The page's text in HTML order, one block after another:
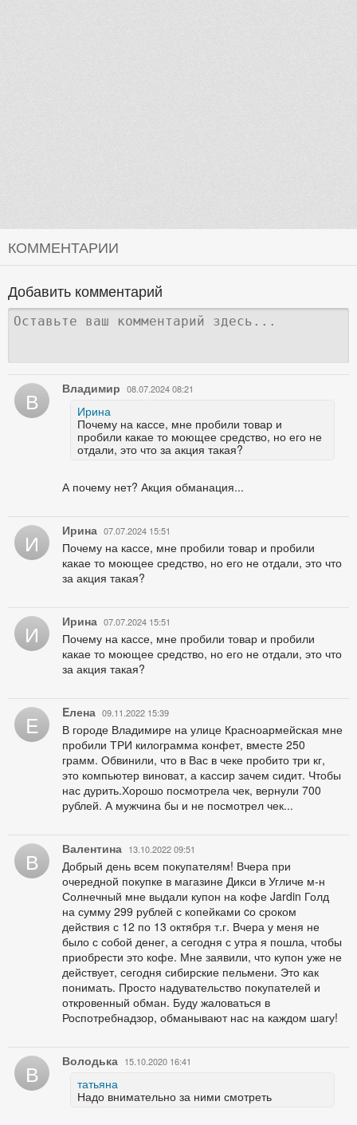
КОММЕНТАРИИ
Добавить комментарий
В Владимир 08.07.2024 08:21
Ирина
Почему на кассе, мне пробили товар и
пробили какае то моющее средство, но его не
отдали, это что за акция такая?
А почему нет? Акция обманация...
И Ирина 07.07.2024 15:51
Почему на кассе, мне пробили товар и пробили
какае то моющее средство, но его не отдали, это что
за акция такая?
И Ирина 07.07.2024 15:51
Почему на кассе, мне пробили товар и пробили
какае то моющее средство, но его не отдали, это что
за акция такая?
E Eлена 09.11.2022 15:39
В городе Владимире на улице Красноармейская мне
пробили ТРИ килограмма конфет, вместе 250
грамм. Обвинили, что в Вас в чеке пробито три кг,
это компьютер виноват, а кассир зачем сидит. Чтобы
нас дурить.Хорошо посмотрела чек, вернули 700
рублей. А мужчина бы и не посмотрел чек...
В Валентина 13.10.2022 09:51
Добрый день всем покупателям! Вчера при
очередной покупке в магазине Дикси в Угличе м-н
Солнечный мне выдали купон на кофе Jardin Голд
на сумму 299 рублей с копейками cо сроком
действия с 12 по 13 октября т.г. Вчера у меня не
было с собой денег, а сегодня с утра я пошла, чтобы
приобрести это кофе. Мне заявили, что купон уже не
действует, сегодня сибирские пельмени. Это как
понимать. Просто надувательство покупателей и
откровенный обман. Буду жаловаться в
Роспотребнадзор, обманывают нас на каждом шагу!
В Володька 15.10.2020 16:41
татьяна
Надо внимательно за ними смотреть